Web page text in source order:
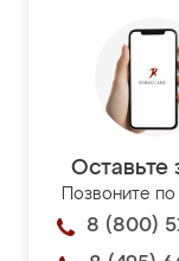
Оставьте
Позвоните
8 (800)